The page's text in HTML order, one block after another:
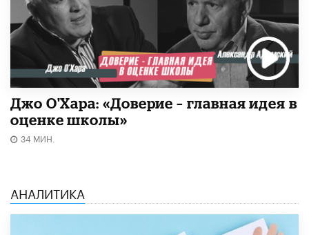
Джо О'Хара: «Доверие – главная идея в
оценке школы»
34 МИН.
АНАЛИТИКА